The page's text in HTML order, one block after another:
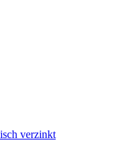
verzinkt